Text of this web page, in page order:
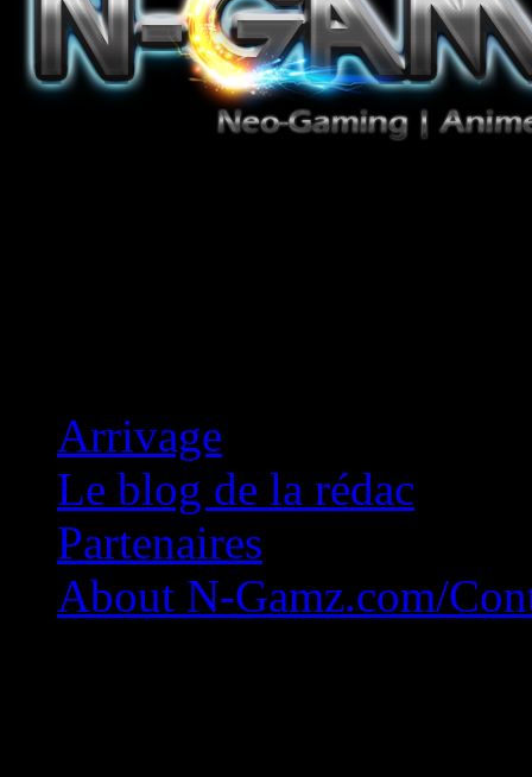
Arrivage
Le blog de la rédac
Partenaires
About N-Gamz.com/